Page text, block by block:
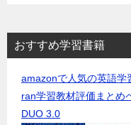
おすすめ学習書籍
amazonで人気の英語学
ran学習教材評価まとめ
DUO 3.0